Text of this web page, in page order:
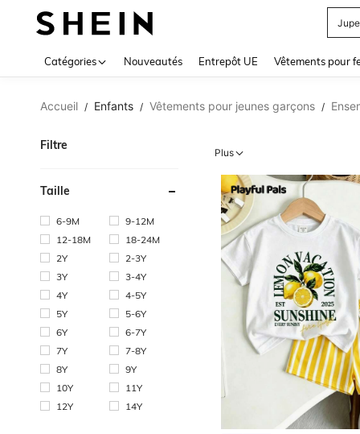
Catégories Nouveautés Entrepôt UE Vêtements pour
Accueil / Enfants / Vêtements pour jeunes garçons /
Filtre
Taille
6-9M
9-12M
12-18M
18-24M
2Y
2-3Y
3Y
3-4Y
4Y
4-5Y
5Y
5-6Y
6Y
6-7Y
7Y
7-8Y
8Y
9Y
10Y
11Y
12Y
14Y
Plus